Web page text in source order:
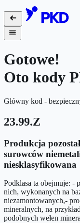
Gotowe!
Oto kody
Główny kod -
23.99.Z
Produkcja
surowców
niesklasyfikowana
Podklasa ta obejmuje: -
nich, wykonanych na
niezamontowanych,-
mineralnych, na
podobnych wełen